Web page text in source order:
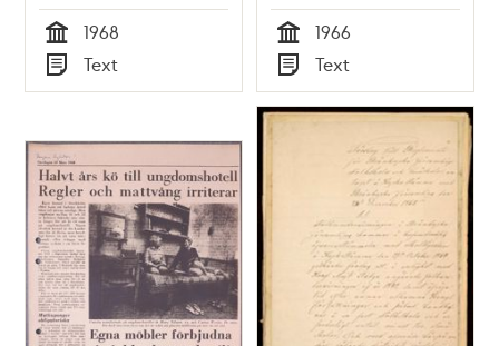
Tid
1968
Typ
Text Tid
1966
Typ
Text